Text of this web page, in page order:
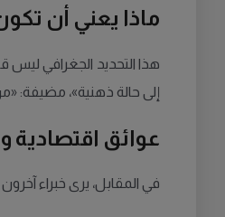
ماذا يعني أن
هذا التحديد الجغرافي ليس
إلى حالة ذهنية»، مضيفة:
عوائق
في المقابل، يرى خبراء